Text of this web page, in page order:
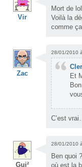
Vir
Mort de
Voilà la
comme
Zac
28/01/2010
Et
C’est
Gui²
28/01/2010
Ben quoi
où est la